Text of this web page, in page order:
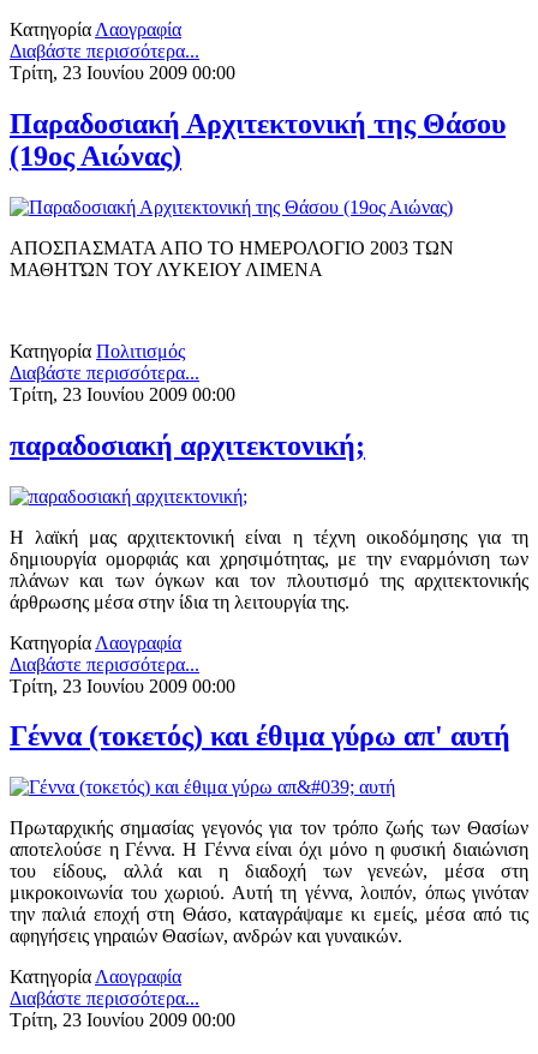
Κατηγορία Λαογραφία
Διαβάστε περισσότερα...
Τρίτη, 23 Ιουνίου 2009 00:00
Παραδοσιακή Αρχιτεκτονική της Θάσου
(19ος Αιώνας)
ΑΠΟΣΠΑΣΜΑΤΑ ΑΠΟ ΤΟ ΗΜΕΡΟΛΟΓΙΟ 2003 ΤΩΝ
ΜΑΘΗΤΏΝ ΤΟΥ ΛΥΚΕΙΟΥ ΛΙΜΕΝΑ
Κατηγορία Πολιτισμός
Διαβάστε περισσότερα...
Τρίτη, 23 Ιουνίου 2009 00:00
παραδοσιακή αρχιτεκτονική;
Η λαϊκή μας αρχιτεκτονική είναι η τέχνη οικοδόμησης για τη
δημιουργία ομορφιάς και χρησιμότητας, με την εναρμόνιση των
πλάνων και των όγκων και τον πλουτισμό της αρχιτεκτονικής
άρθρωσης μέσα στην ίδια τη λειτουργία της.
Κατηγορία Λαογραφία
Διαβάστε περισσότερα...
Τρίτη, 23 Ιουνίου 2009 00:00
Γέννα (τοκετός) και έθιμα γύρω απ' αυτή
Πρωταρχικής σημασίας γεγονός για τον τρόπο ζωής των Θασίων
αποτελούσε η Γέννα. Η Γέννα είναι όχι μόνο η φυσική διαιώνιση
του είδους, αλλά και η διαδοχή των γενεών, μέσα στη
μικροκοινωνία του χωριού. Αυτή τη γέννα, λοιπόν, όπως γινόταν
την παλιά εποχή στη Θάσο, καταγράψαμε κι εμείς, μέσα από τις
αφηγήσεις γηραιών Θασίων, ανδρών και γυναικών.
Κατηγορία Λαογραφία
Διαβάστε περισσότερα...
Τρίτη, 23 Ιουνίου 2009 00:00